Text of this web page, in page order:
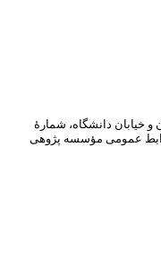
و خیابان دانشگاه، شمارۀ
فروردین)، طبقۀ دوم، واحد 8 ، روابط عمومی مؤسسه پژوهی